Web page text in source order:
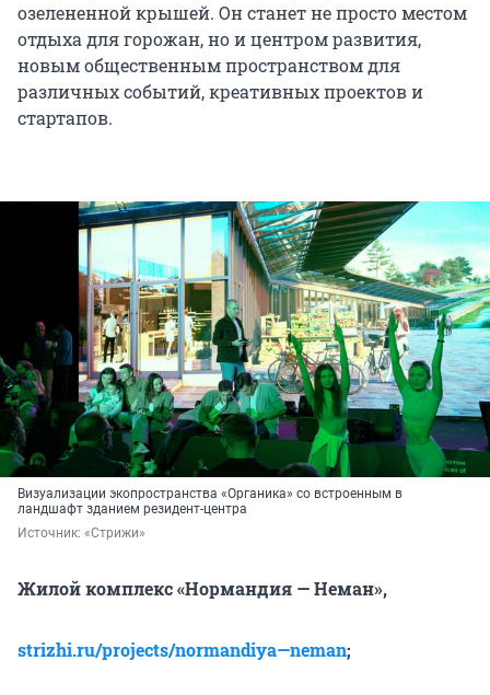
озелененной крышей. Он станет не просто местом
отдыха для горожан, но и центром развития,
новым общественным пространством для
различных событий, креативных проектов и
стартапов.
Визуализации экопространства «Органика» со встроенным в
ландшафт зданием резидент-центра
Источник: «Стрижи»
Жилой комплекс «Нормандия — Неман»,
strizhi.ru/projects/normandiya—neman;